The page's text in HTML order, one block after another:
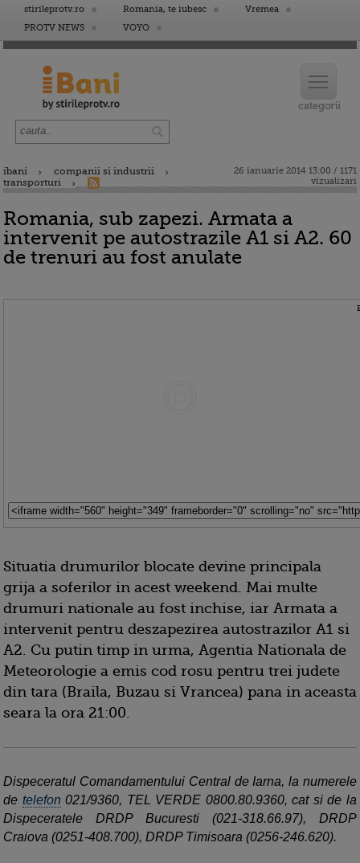
stirileprotv.ro Romania, te iubesc
Vremea
PROTV NEWS
VOYO
ibani
companii si industrii
transporturi
26 ianuarie 2014 13:00 / 1171
vizualizari
Romania, sub zapezi. Armata a
intervenit pe autostrazile A1 si A2. 60
de trenuri au fost anulate
Situatia drumurilor blocate devine principala
grija a soferilor in acest weekend. Mai multe
drumuri nationale au fost inchise, iar Armata a
intervenit pentru deszapezirea autostrazilor A1 si
A2. Cu putin timp in urma, Agentia Nationala de
Meteorologie a emis cod rosu pentru trei judete
din tara (Braila, Buzau si Vrancea) pana in aceasta
seara la ora 21:00.
Dispeceratul Comandamentului Central de Iarna, la numerele
de telefon 021/9360, TEL VERDE 0800.80.9360, cat si de la
Dispeceratele DRDP Bucuresti (021-318.66.97), DRDP
Craiova (0251-408.700), DRDP Timisoara (0256-246.620).